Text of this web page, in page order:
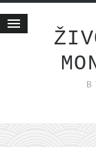
Životne priče
internet